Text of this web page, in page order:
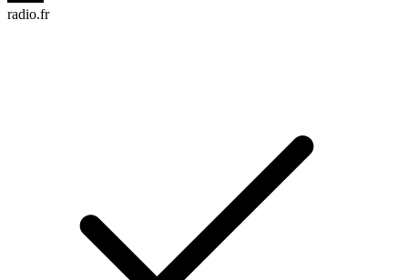
radio.fr